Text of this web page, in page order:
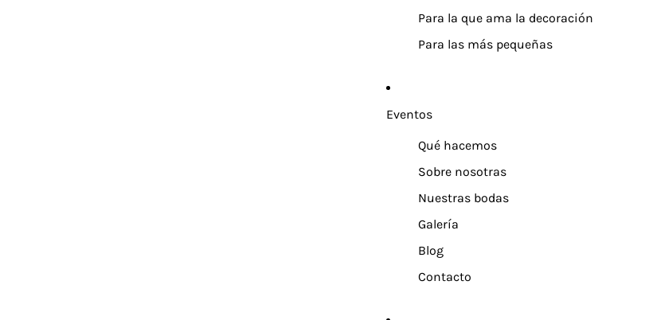
Para la que ama la decoración
Para las más pequeñas
Eventos
Qué hacemos
Sobre nosotras
Nuestras bodas
Galería
Blog
Contacto